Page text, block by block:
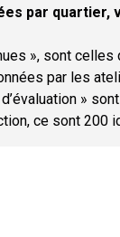
par quartier,
», sont
par les
»
ce sont 200